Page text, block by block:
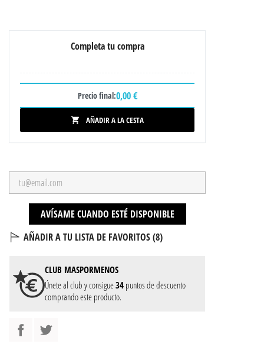
Completa tu compra
Precio final:0,00 €
 AÑADIR A LA CESTA
AVÍSAME CUANDO ESTÉ DISPONIBLE
AÑADIR A TU LISTA DE FAVORITOS (8)
CLUB MASPORMENOS
Únete al club y consigue34 puntos de descuento
comprando este producto.